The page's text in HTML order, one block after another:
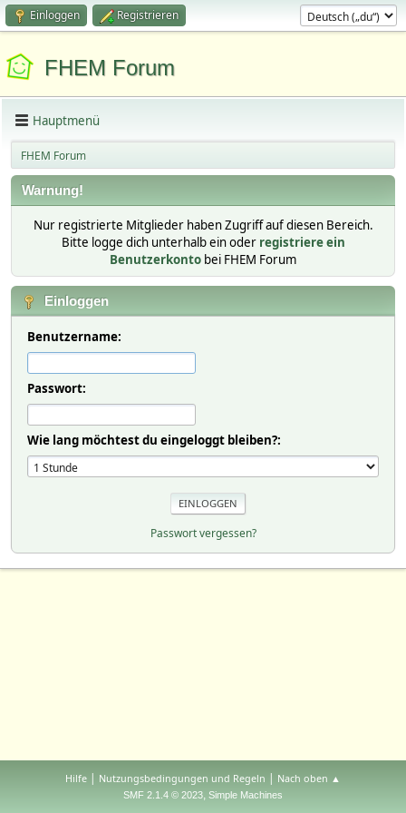
Einloggen Registrieren
FHEM Forum
Hauptmenü
FHEM Forum
Warnung!
Nur registrierte Mitglieder haben Zugriff auf diesen Bereich.
Bitte logge dich unterhalb ein oder registriere ein
Benutzerkonto bei FHEM Forum
Einloggen
Benutzername:
Passwort:
Wie lang möchtest du eingeloggt bleiben?:
Passwort vergessen?
Hilfe | Nutzungsbedingungen und Regeln | Nach oben ▲
SMF 2.1.4 © 2023, Simple Machines